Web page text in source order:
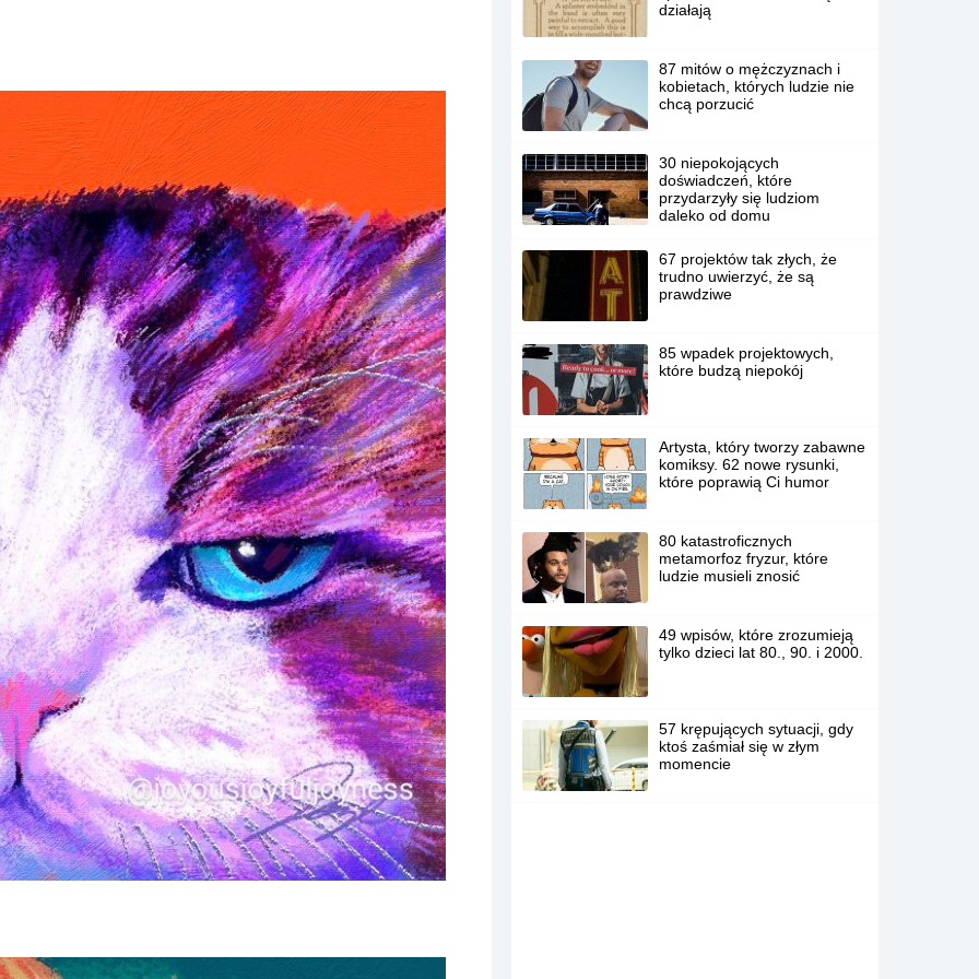
działają
87 mitów o mężczyznach i
kobietach, których ludzie nie
chcą porzucić
30 niepokojących
doświadczeń, które
przydarzyły się ludziom
daleko od domu
67 projektów tak złych, że
trudno uwierzyć, że są
prawdziwe
85 wpadek projektowych,
które budzą niepokój
Artysta, który tworzy zabawne
komiksy. 62 nowe rysunki,
które poprawią Ci humor
80 katastroficznych
metamorfoz fryzur, które
ludzie musieli znosić
49 wpisów, które zrozumieją
tylko dzieci lat 80., 90. i 2000.
57 krępujących sytuacji, gdy
ktoś zaśmiał się w złym
momencie